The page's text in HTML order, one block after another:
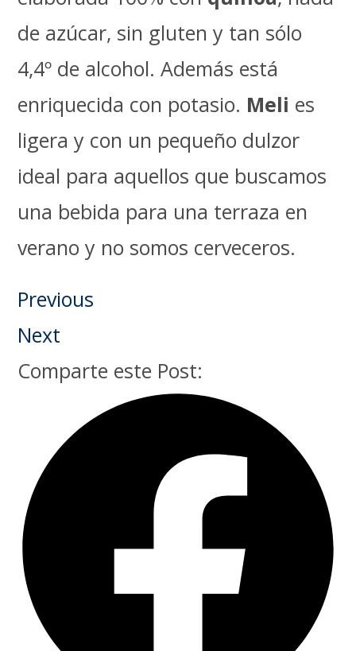
de azúcar, sin gluten y tan sólo
4,4º de alcohol. Además está
enriquecida con potasio. Meli es
ligera y con un pequeño dulzor
ideal para aquellos que buscamos
una bebida para una terraza en
verano y no somos cerveceros.
Previous
Next
Comparte este Post: